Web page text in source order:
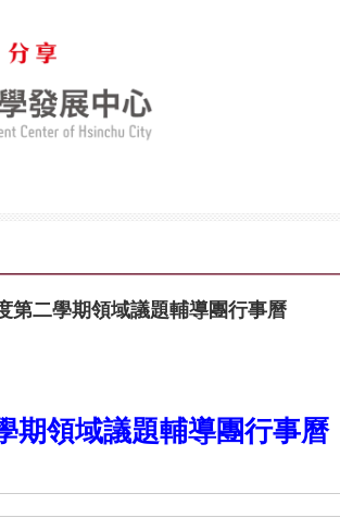
第二學期領域議題輔導團行事曆
期領域議題輔導團行事曆